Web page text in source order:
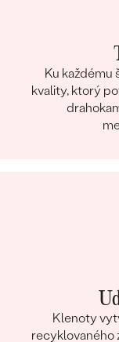
Ku
kvality, ktorý
Klenoty
recyklovaného